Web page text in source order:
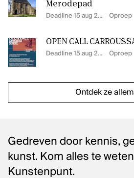
Merodepad
Deadline 15 aug 2026 Oproep
OPEN CALL
Deadline 15 aug 2026 Oproep
Ontdek ze
Gedreven door kennis,
kunst. Kom alles te
Kunstenpunt.